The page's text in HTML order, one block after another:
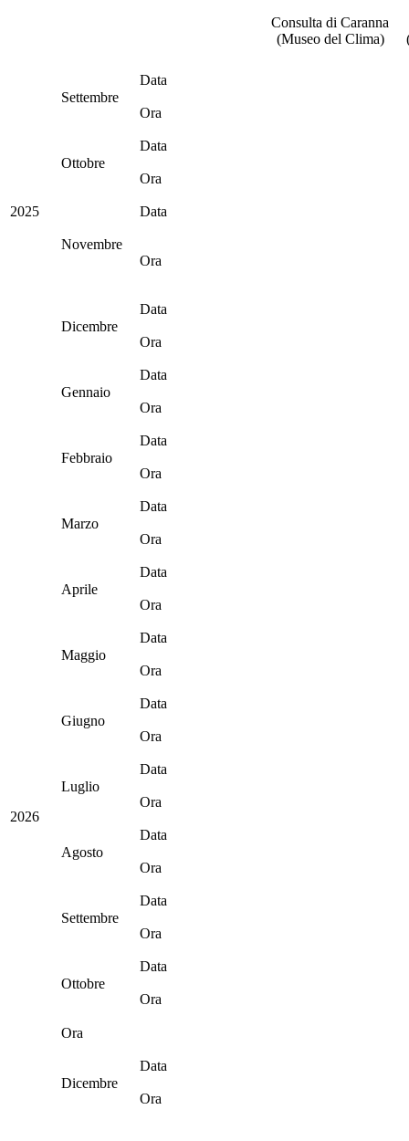
Consulta di Caranna
(Museo del Clima)
2025
Settembre
Data
Ora
Ottobre
Data
Ora
Novembre
Data
Ora
Dicembre
Data
Ora
2026
Gennaio
Data
Ora
Febbraio
Data
Ora
Marzo
Data
Ora
Aprile
Data
Ora
Maggio
Data
Ora
Giugno
Data
Ora
Luglio
Data
Ora
Agosto
Data
Ora
Settembre
Data
Ora
Ottobre
Data
Ora
Ora
Dicembre
Data
Ora